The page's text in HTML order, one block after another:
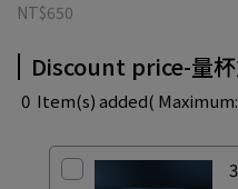
NT$650
Discount price-量
0 Item(s) added( Maximum: